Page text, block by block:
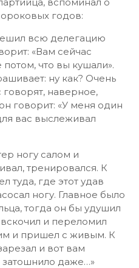
годов:
всю делегацию
«Вам сейчас
что вы кушали».
ну как? Очень
говорят, наверное,
говорит: «У меня один
вас выслеживал
ногу салом и
тренировался. К
туда, где этот удав
ногу. Главное было
тогда он бы удушил
вскочил и переломил
и пришел с живым. К
и вот вам
затошнило даже…»